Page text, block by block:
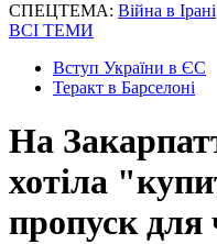
СПЕЦТЕМА: Війна в Ірані
ВСІ ТЕМИ
Вступ України в ЄС
Теракт в Барселоні
На
хотіла
пропуск для